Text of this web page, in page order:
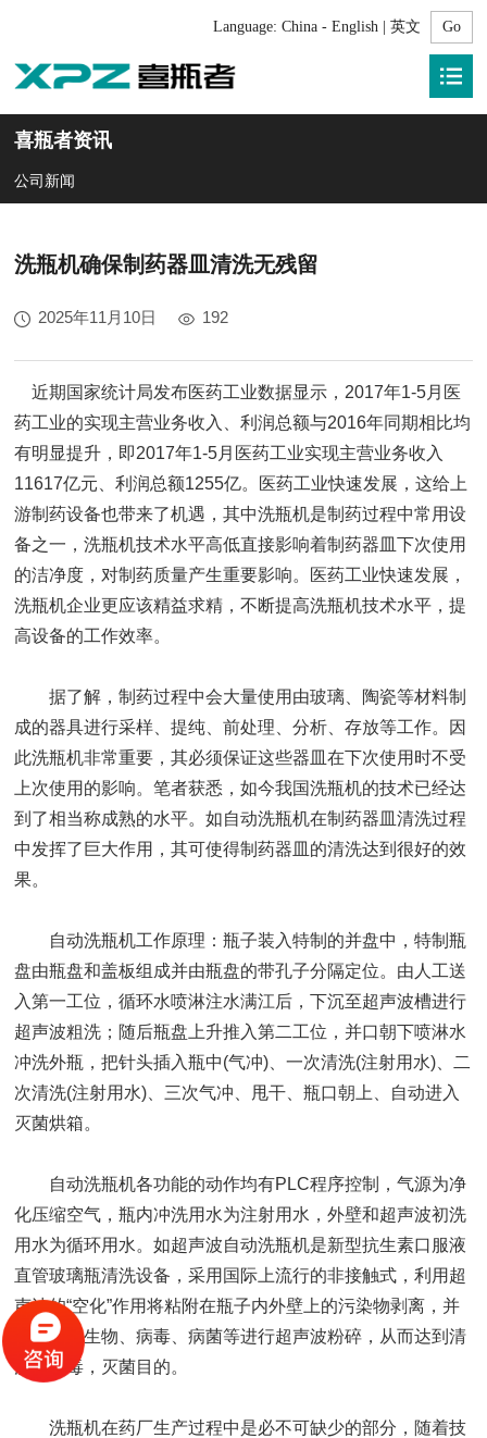
Language: China - English | 英文
喜瓶者资讯
公司新闻
洗瓶机确保制药器皿清洗无残留
2025年11月10日 192
近期国家统计局发布医药工业数据显示，2017年1-5月医
药工业的实现主营业务收入、利润总额与2016年同期相比均
有明显提升，即2017年1-5月医药工业实现主营业务收入
11617亿元、利润总额1255亿。医药工业快速发展，这给上
游制药设备也带来了机遇，其中洗瓶机是制药过程中常用设
备之一，洗瓶机技术水平高低直接影响着制药器皿下次使用
的洁净度，对制药质量产生重要影响。医药工业快速发展，
洗瓶机企业更应该精益求精，不断提高洗瓶机技术水平，提
高设备的工作效率。
据了解，制药过程中会大量使用由玻璃、陶瓷等材料制
成的器具进行采样、提纯、前处理、分析、存放等工作。因
此洗瓶机非常重要，其必须保证这些器皿在下次使用时不受
上次使用的影响。笔者获悉，如今我国洗瓶机的技术已经达
到了相当称成熟的水平。如自动洗瓶机在制药器皿清洗过程
中发挥了巨大作用，其可使得制药器皿的清洗达到很好的效
果。
自动洗瓶机工作原理：瓶子装入特制的并盘中，特制瓶
盘由瓶盘和盖板组成并由瓶盘的带孔子分隔定位。由人工送
入第一工位，循环水喷淋注水满江后，下沉至超声波槽进行
超声波粗洗；随后瓶盘上升推入第二工位，并口朝下喷淋水
冲洗外瓶，把针头插入瓶中(气冲)、一次清洗(注射用水)、二
次清洗(注射用水)、三次气冲、甩干、瓶口朝上、自动进入
灭菌烘箱。
自动洗瓶机各功能的动作均有PLC程序控制，气源为净
化压缩空气，瓶内冲洗用水为注射用水，外壁和超声波初洗
用水为循环用水。如超声波自动洗瓶机是新型抗生素口服液
直管玻璃瓶清洗设备，采用国际上流行的非接触式，利用超
声波的“空化”作用将粘附在瓶子内外壁上的污染物剥离，并
对各种微生物、病毒、病菌等进行超声波粉碎，从而达到清
洗，消毒，灭菌目的。
洗瓶机在药厂生产过程中是必不可缺少的部分，随着技